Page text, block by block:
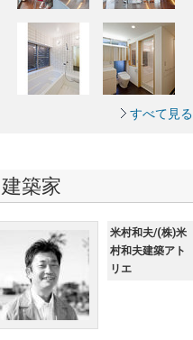
すべて見る
建築家
米村和夫/(株)米
村和夫建築アト
リエ